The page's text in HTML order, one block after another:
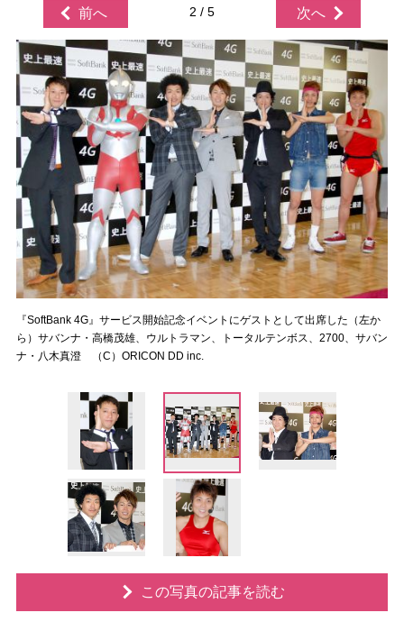
前へ 2 / 5 次へ
『SoftBank 4G』サービス開始記念イベントにゲストとして出席した（左か
ら）サバンナ・高橋茂雄、ウルトラマン、トータルテンボス、2700、サバン
ナ・八木真澄 （C）ORICON DD inc.
この写真の記事を読む